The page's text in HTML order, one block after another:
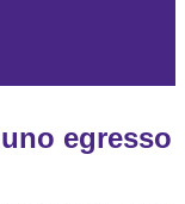
egresso